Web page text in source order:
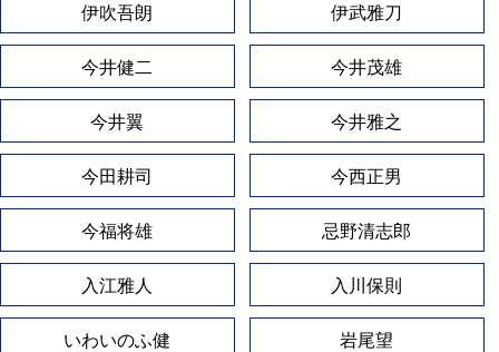
伊吹吾朗 伊武雅刀
今井健二 今井茂雄
今井翼 今井雅之
今田耕司 今西正男
今福将雄 忌野清志郎
入江雅人 入川保則
いわいのふ健 岩尾望